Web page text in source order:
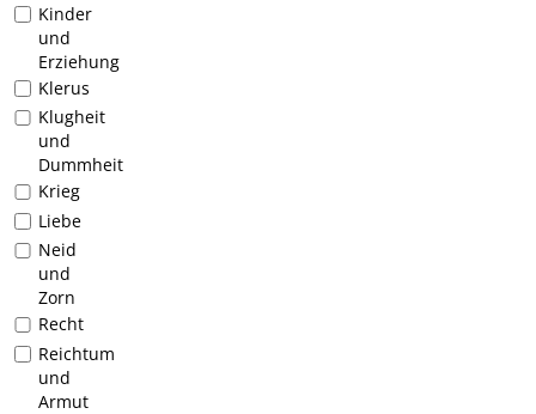
Kinder
und
Erziehung
Klerus
Klugheit
und
Dummheit
Krieg
Liebe
Neid
und
Zorn
Recht
Reichtum
und
Armut